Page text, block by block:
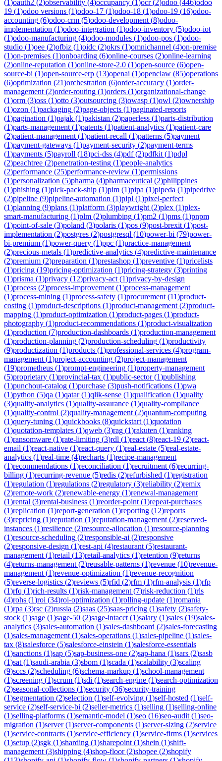
(1)oauth2 (2)observability (4)occupancy (1)ocr(2)odoo (446)odoo
19 (1)odoo versions (1)odoo-17 (1)odoo-18 (1)odoo-19 (16)odoo-
accounting (6)odoo-crm (5)odoo-development (8)odoo-
implementation (1)odoo-integration (1)odoo-inventory (5)odoo-iot
(1)odoo-manufacturing (4)odoo-modules (1)odoo-pos (1)odoo-
studio (1)oee (2)ofbiz (1)oidc (2)okrs (1)omnichannel (4)on-premise
(1)on-premises (1)onboarding (6)online-courses (2)online-learning
(2)online-reputation (1)online-store-2.0 (1)open-source (6)open-
source-bi (1)open-source-erp (13)openai (1)openclaw (85)operations
(6)optimization (21)orchestration (6)order-accuracy (1)order-
management (2)order-routing (1)orders (1)organizational-change
(1)orm (3)oss (1)otto (3)outsourcing (3)owasp (1)owl (2)ownership
(1)ozon (1)packaging (2)page-objects (1)paginated-reports
(1)pagination (1)pajak (1)pakistan (2)paperless (1)parts-distribution
(1)parts-management (1)patents (1)patient-analytics (1)patient-care
(2)patient-management (1)patient-recall (1)patterns (5)payment
(1)payment-gateways (1)payment-security (2)payment-terms
(1)payments (5)payroll (18)pci-dss (4)pdf(2)pdfkit (1)pdpl
(2)peachtree (2)penetration-testing (1)people-analytics
(2)performance (25)performance-review (1)permissions
(1)personalization (5)pharma (4)pharmaceutical (2)philippines
(1)phishing (1)pick-pack-ship (1)pim (1)pipa (1)pipeda (1)pipedrive
(2)pipeline (9)pipeline-automation (1)pipl (1)pixel-perfect
(1)planning (9)plans (1)platform (3)playwright (2)plex (1)plex-
smart-manufacturing (1)plm (2)plumbing (1)pm2 (1)pms (1)pnpm
(1)point-of-sale (3)poland (3)polaris (1)pos (9)post-brexit (1)post-
implementation (2)postgres (2)postgresql (10)power-bi (79)power-
bi-premium (1)power-query (1)ppc (1)practice-management
(2)precious-metals (1)predictive-analytics (4)predictive-maintenance
(2)premium (2)preparation (1)prestashop (1)preventive (1)pricelists
(1)pricing (19)pricing-optimization (1)pricing-strategy (3)printing
(1)prisma (1)privacy (12)privacy-act (1)privacy-by-design
(1)process (2)process-improvement (1)process-management
(1)process-mining (1)process-safety (1)procurement (11)product-
costing (1)product-descriptions (1)product-management (2)product-
mapping (1)product-optimization (1)product-pages (1)product-
photography (1)product-recommendations (1)product-visualization
(1)production (7)production-dashboards (1)production-management
(1)production-planning (2)production-scheduling (1)productivity
(9)productization (1)products (1)professional-services (4)program-
management (1)project-accounting (2)project-management
(19)prometheus (1)prompt-engineering (1)property-management
(5)proprietary (1)provincial-tax (1)public-sector(1)publishing
(1)punchout-catalog (1)purchase (3)push-notifications (1)pwa
(1)python (5)qa (1)qatar(1)qlik-sense (1)qualification (1)quality
(3)quality-analytics (1)quality-assurance (1)quality-compliance
(1)quality-control (2)quality-management (2)quantum-computing
(1)query-tuning (1)quickbooks (8)quickstart (1)quotation
(1)quotation-templates (1)qweb (3)rag (1)rakuten (1)ranking
(1)ransomware (1)rate-limiting (3)rdl (1)react (8)react-19 (2)react-
email (1)react-native (1)react-query (1)real-estate (5)real-estate-
analytics (1)real-time (4)recharts (1)recipe-management
(1)recommendations (1)reconciliation (1)recruitment (6)recurring-
billing (1)recurring-revenue (5)redis (2)refurbished (1)registration
(1)regulation (1)regulations (2)regulatory (3)reliability (2)remix
(2)remote-work (2)renewable-energy (1)renewal-management
(1)rental (3)rental-business (1)reorder-point (1)repeat-purchases
(1)replication (1)report-generation (1)reporting (12)reports
(3)repricing (1)reputation (1)reputation-management (2)reserved-
instances (1)resilience (2)resource-allocation (1)resource-planning
(1)resource-scheduling (2)responsible-ai (2)responsive
(2)responsive-design (1)rest-api (4)restaurant (5)restaurant-
management (1)retail (13)retail-analytics (1)retention (9)returns
(4)returns-management (2)reusable-patterns (1)revenue (10)revenue-
management (1)revenue-optimization (1)revenue-recognition
(5)reverse-logistics (2)reviews (5)rfid (2)rfm (1)rfm-analysis (1)rfp
(1)rfq (1)rich-results (1)risk-management (7)risk-reduction (1)rls
(4)rohs (1)roi (34)roi-optimization (1)rolling-update (1)romania
(1)rpa (3)rsc (2)russia (2)saas (25)saas-pricing (1)safety (2)safety-
stock (1)sage (1)sage-50 (2)sage-intacct (1)salary (1)sales (19)sales-
analytics (3)sales-automation (1)sales-dashboard (2)sales-forecasting
(1)sales-management (1)sales-operations (1)sales-pipeline (1)sales-
tax (8)salesforce (5)salesforce-einstein (1)salesforce-essentials
(1)sanctions (1)sap (5)sap-business-one (2)sap-hana (1)sars (2)sasb
(1)sat (1)saudi-arabia (3)sbom (1)scada (1)scalability (3)scaling
(9)sccs (2)scheduling (6)schema-markup (1)school-management
(1)screening (1)scrum (1)sdi (1)search-engine (1)search-optimization
(2)seasonal-collections (1)security (36)security-training
(1)segmentation (2)selection (1)self-evolving (1)self-hosted (1)self-
service (2)self-service-bi (2)seller-metrics (1)selling (1)selling-online
(1)selling-platforms (1)semantic-model (1)seo (16)seo-audit (1)seo-
migration (1)server(1)server-components (1)server-sizing (2)service
(1)service-contracts (1)service-efficiency (1)service-firms (1)services
(1)setup (2)sgk (1)sharding (1)sharepoint (1)shein (1)shift-
management (3)shipping (4)shop-floor(2)shopee (2)shopify